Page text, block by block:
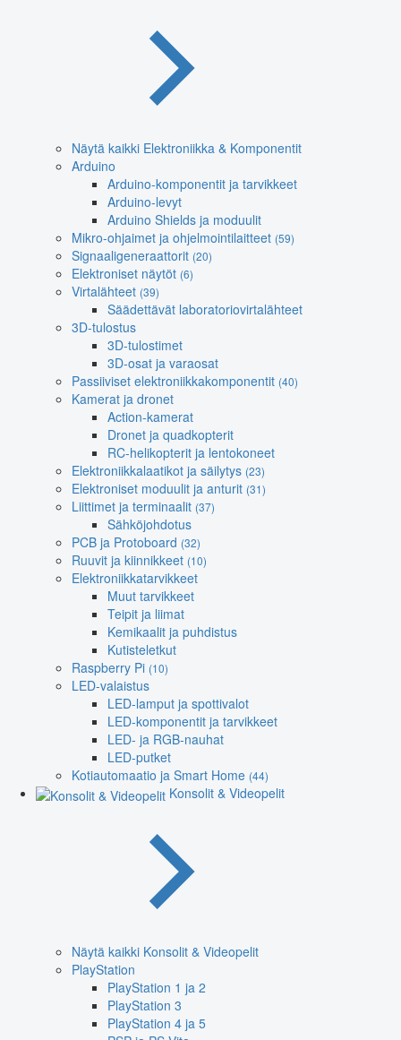
Näytä kaikki Elektroniikka & Komponentit
Arduino
Arduino-komponentit ja tarvikkeet
Arduino-levyt
Arduino Shields ja moduulit
Mikro-ohjaimet ja ohjelmointilaitteet (59)
Signaaligeneraattorit (20)
Elektroniset näytöt (6)
Virtalähteet (39)
Säädettävät laboratoriovirtalähteet
3D-tulostus
3D-tulostimet
3D-osat ja varaosat
Passiiviset elektroniikkakomponentit (40)
Kamerat ja dronet
Action-kamerat
Dronet ja quadkopterit
RC-helikopterit ja lentokoneet
Elektroniikkalaatikot ja säilytys (23)
Elektroniset moduulit ja anturit (31)
Liittimet ja terminaalit (37)
Sähköjohdotus
PCB ja Protoboard (32)
Ruuvit ja kiinnikkeet (10)
Elektroniikkatarvikkeet
Muut tarvikkeet
Teipit ja liimat
Kemikaalit ja puhdistus
Kutisteletkut
Raspberry Pi (10)
LED-valaistus
LED-lamput ja spottivalot
LED-komponentit ja tarvikkeet
LED- ja RGB-nauhat
LED-putket
Kotiautomaatio ja Smart Home (44)
Konsolit & Videopelit
Näytä kaikki Konsolit & Videopelit
PlayStation
PlayStation 1 ja 2
PlayStation 3
PlayStation 4 ja 5